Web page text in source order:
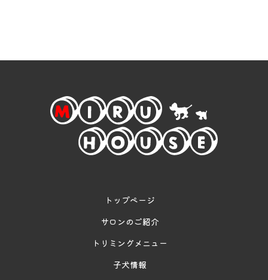
トップページ
サロンのご紹介
トリミングメニュー
子犬情報